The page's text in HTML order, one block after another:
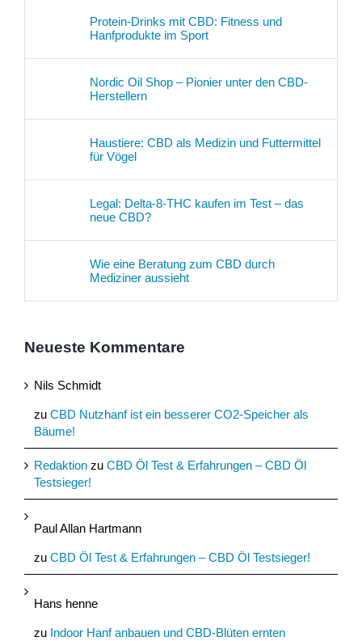
Protein-Drinks mit CBD: Fitness und
Hanfprodukte im Sport
Nordic Oil Shop – Pionier unter den CBD-
Herstellern
Haustiere: CBD als Medizin und Futtermittel
für Vögel
Legal: Delta-8-THC kaufen im Test – das
neue CBD?
Wie eine Beratung zum CBD durch
Mediziner aussieht
Neueste Kommentare
Nils Schmidt
zu CBD Nutzhanf ist ein besserer CO2-Speicher als
Bäume!
Redaktion zu CBD Öl Test & Erfahrungen – CBD Öl
Testsieger!
Paul Allan Hartmann
zu CBD Öl Test & Erfahrungen – CBD Öl Testsieger!
Hans henne
zu Indoor Hanf anbauen und CBD-Blüten ernten